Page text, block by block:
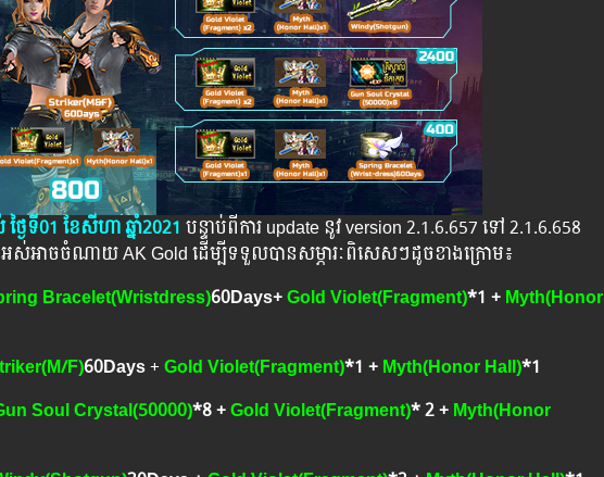
ងៃទី01 ខែសីហា​ ឆ្នាំ2021 បន្ទាប់​​ពី​​ការ ​update ​នូវ ​version 2.1.6.657 ​ទៅ​ 2.1.6.658​
អស់អាចចំណាយ AK Gold ដើម្បីទទួលបានសម្ភារៈពិសេសៗដូចខាងក្រោម៖
Bracelet(Wristdress)60Days+Gold Violet(Fragment)*1 +Myth(Honor
F)60Days+Gold Violet(Fragment)*1 +Myth(Honor Hall)*1
Soul Crystal(50000)*8​​​ +Gold Violet(Fragment)* 2 +Myth(Honor